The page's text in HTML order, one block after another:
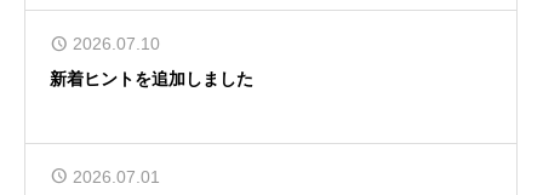
2026.07.10
新着ヒントを追加しました
2026.07.01